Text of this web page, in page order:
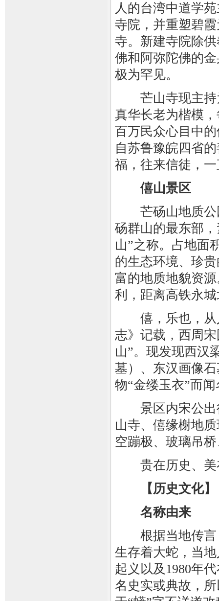
人的台湾中道学
寺院，并重塑碧
寺。新建寺院除
佛和阿弥陀佛的
极为罕见。
芒山寺现主持
真华长老为楷模
百万民众心目中
自苏鲁豫皖四省
福，往来信徒，
僖山景区
芒砀山地质公
砀群山的最东部
山”之称。占地面
的生态环境、珍
富的地质地貌资
利，距离高铁永
僖，乐也，从
志》记载，西周
山”。现发现西汉
墓）、东汉画像
物“金缕玉衣”而
景区内宋公出
山寺、僖缘榭地
空蹦极、玻璃吊
贵在历史、美
【历史文化】
名称由来
根据当地传言
生存着大蛇，当
起义以及1980年
名史实或典故，